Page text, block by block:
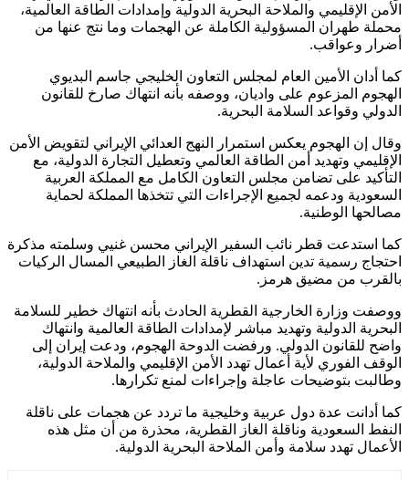
الأمن الإقليمي والملاحة البحرية الدولية وإمدادات الطاقة العالمية،
محملة طهران المسؤولية الكاملة عن الهجمات وما نتج عنها من
أضرار وعواقب.
كما أدان الأمين العام لمجلس التعاون الخليجي جاسم البديوي
الهجوم المزعوم على واديان، ووصفه بأنه انتهاك صارخ للقانون
الدولي وقواعد السلامة البحرية.
وقال إن الهجوم يعكس استمرار النهج العدائي الإيراني لتقويض الأمن
الإقليمي وتهديد أمن الطاقة العالمي وتعطيل التجارة الدولية، مع
التأكيد على تضامن مجلس التعاون الكامل مع المملكة العربية
السعودية ودعمه لجميع الإجراءات التي تتخذها المملكة لحماية
مصالحها الوطنية.
كما استدعت قطر نائب السفير الإيراني محسن غنيي وسلمته مذكرة
احتجاج رسمية تدين استهداف ناقلة الغاز الطبيعي المسال الركيات
بالقرب من مضيق هرمز.
ووصفت وزارة الخارجية القطرية الحادث بأنه انتهاك خطير للسلامة
البحرية الدولية وتهديد مباشر لإمدادات الطاقة العالمية وانتهاك
واضح للقانون الدولي. ورفضت الدوحة الهجوم، ودعت إيران إلى
الوقف الفوري لأية أعمال تهدد الأمن الإقليمي والملاحة الدولية،
وطالبت بتوضيحات عاجلة وإجراءات لمنع تكرارها.
كما أدانت عدة دول عربية وخليجية ما تردد عن هجمات على ناقلة
النفط السعودية وناقلة الغاز القطرية، محذرة من أن مثل هذه
الأعمال تهدد سلامة وأمن الملاحة البحرية الدولية.